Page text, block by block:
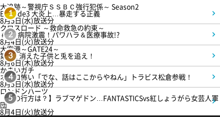
1
大追跡～警視庁ＳＳＢＣ強行犯係～ Season2
Episode3 大炎上…暴走する正義
8月5日(水)放送分
2
クロスロード ～救命救急の約束～
＃5 病院激震！パワハラ＆医療事故!?
8月4日(火)放送分
3
大空港～GATE24～
第3話 消えた子供と兎を追え！
8月6日(木)放送分
4
かまいガチ
オモロ怖い「でな、話はここからやねん」トラビス松倉参戦！
8月5日(水)放送分
5
ロンドンハーツ
【恋の行方は？】ラブマゲドン…FANTASTICSvs紅しょうがら女芸人軍
団
8月4日(火)放送分